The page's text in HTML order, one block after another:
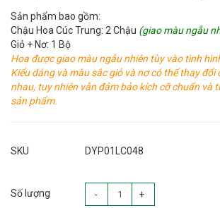
Sản phẩm bao gồm:
Chậu Hoa Cúc Trung: 2 Chậu (giao màu ngẫu
Giỏ + Nơ: 1 Bộ
Hoa được giao màu ngẫu nhiên tùy vào tình
Kiểu dáng và màu sắc giỏ và nơ có thể thay
nhau, tuy nhiên vẫn đảm bảo kích cỡ chuẩn và
sản phẩm.
SKU DYP01LC048
Số lượng - +